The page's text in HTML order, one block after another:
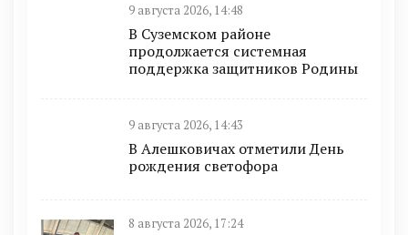
9 августа 2026, 14:48
В Суземском районе
продолжается системная
поддержка защитников Родины
9 августа 2026, 14:43
В Алешковичах отметили День
рождения светофора
8 августа 2026, 17:24